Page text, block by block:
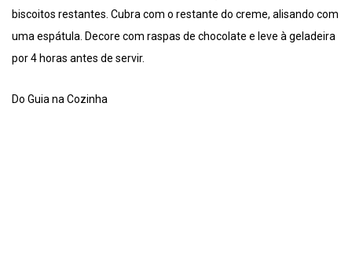
biscoitos restantes. Cubra com o restante do creme, alisando com
uma espátula. Decore com raspas de chocolate e leve à geladeira
por 4 horas antes de servir.
Do Guia na Cozinha